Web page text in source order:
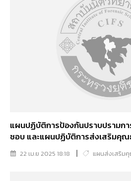
แผนปฏิบัติการป้องกันปราบปรามก
ชอบ และแผนปฏิบัติการส่งเสริมคุ
นิติวิทยาศาสตร์ ประจำปีงบประมา
22 เม.ย 2025 18:18 แผนส่งเสริม